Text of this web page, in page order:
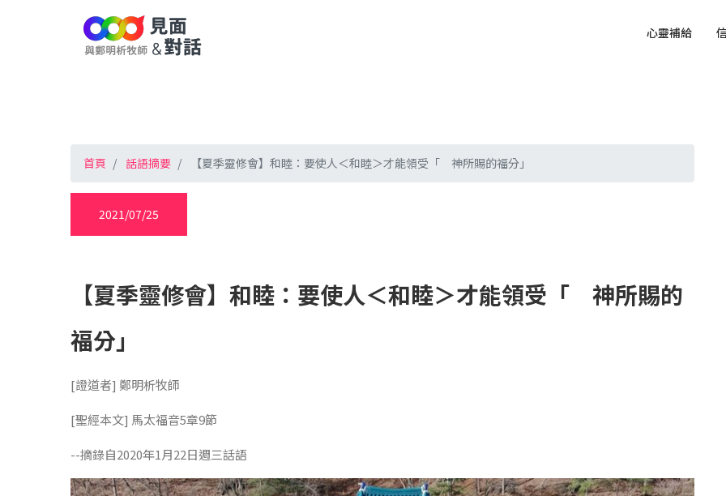
心靈補給
首頁 話語摘要 【夏季靈修會】和睦：要使人＜和睦＞才能領受「 神所賜的福分」
2021/07/25
【夏季靈修會】和睦：要使人＜和睦＞才能領受「 神所賜的
福分」
[證道者] 鄭明析牧師
[聖經本文] 馬太福音5章9節
--摘錄自2020年1月22日週三話語